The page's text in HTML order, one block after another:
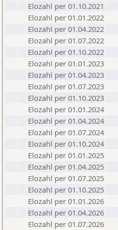
Elozahl per 01.10.2021
Elozahl per 01.01.2022
Elozahl per 01.04.2022
Elozahl per 01.07.2022
Elozahl per 01.10.2022
Elozahl per 01.01.2023
Elozahl per 01.04.2023
Elozahl per 01.07.2023
Elozahl per 01.10.2023
Elozahl per 01.01.2024
Elozahl per 01.04.2024
Elozahl per 01.07.2024
Elozahl per 01.10.2024
Elozahl per 01.01.2025
Elozahl per 01.04.2025
Elozahl per 01.07.2025
Elozahl per 01.10.2025
Elozahl per 01.01.2026
Elozahl per 01.04.2026
Elozahl per 01.07.2026